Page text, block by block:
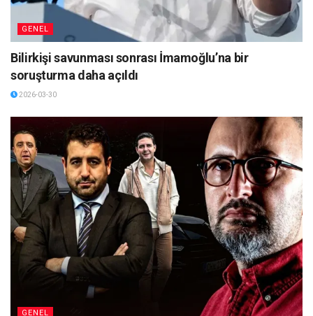
GENEL
Bilirkişi savunması sonrası İmamoğlu’na bir
soruşturma daha açıldı
2026-03-30
GENEL